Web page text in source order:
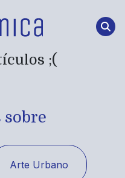
;(
sobre
Arte Urbano